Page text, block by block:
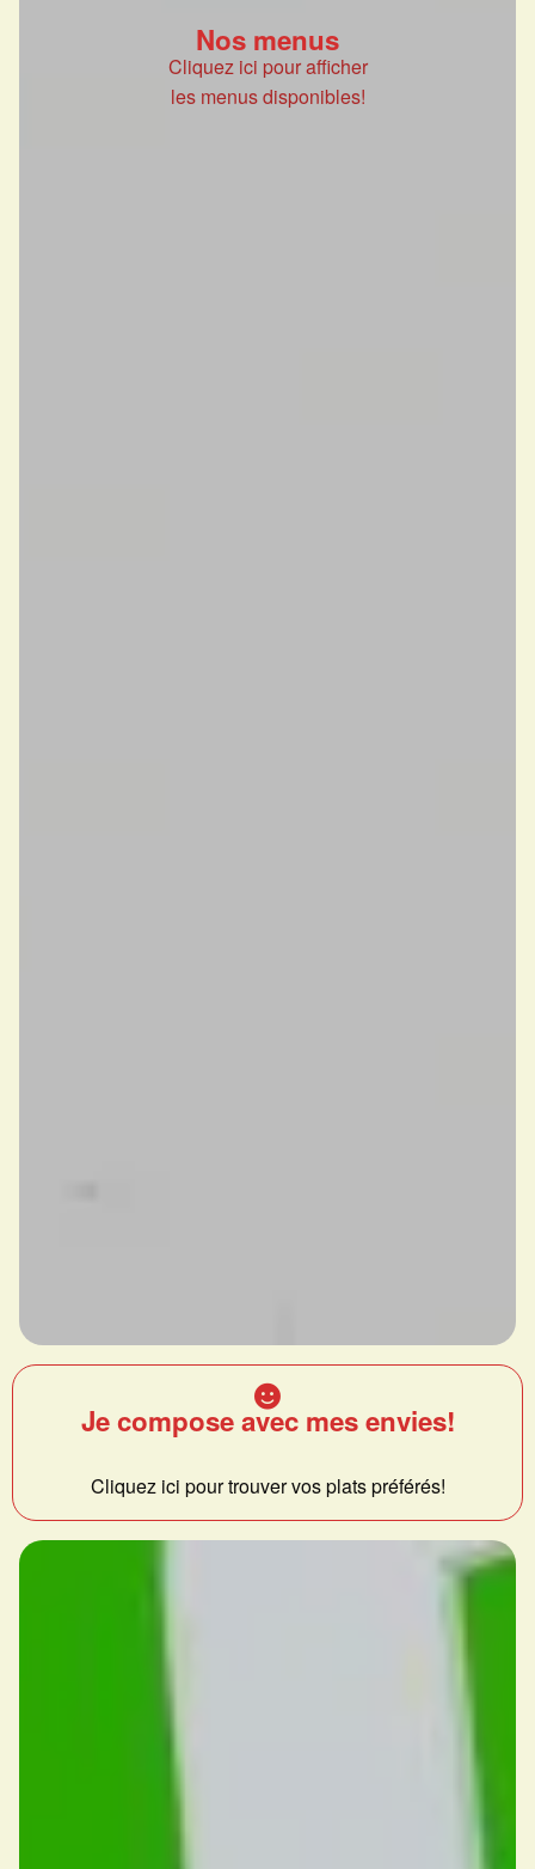
Nos menus
Cliquez ici pour afficher
les menus disponibles!
Je compose avec mes envies!
Cliquez ici pour trouver vos plats préférés!